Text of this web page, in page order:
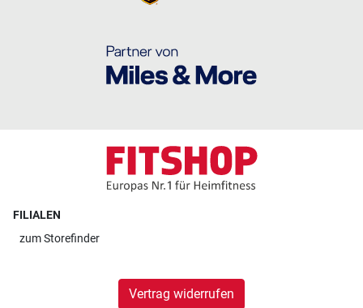
FILIALEN
zumStorefinder
Vertrag widerrufen